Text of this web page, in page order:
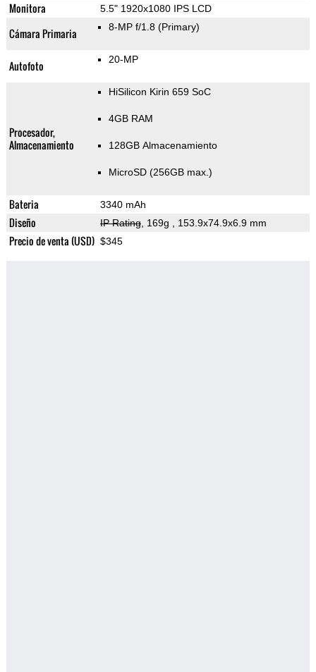
Monitora 5.5" 1920x1080 IPS LCD
Cámara Primaria 8-MP f/1.8 (Primary)
Autofoto 20-MP
Procesador,
Almacenamiento
HiSilicon Kirin 659 SoC
4GB RAM
128GB Almacenamiento
MicroSD (256GB max.)
Bateria 3340 mAh
Diseño IP Rating, 169g , 153.9x74.9x6.9 mm
Precio de venta (USD) $345